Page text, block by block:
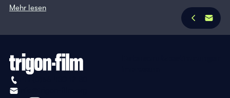
Mehr lesen